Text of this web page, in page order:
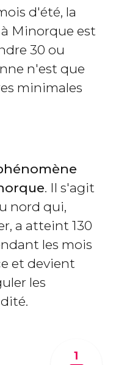
d'été, la
Minorque est
30 ou
n'est que
minimales
. Il s'agit
nord qui,
a atteint 130
les mois
et devient
les
1